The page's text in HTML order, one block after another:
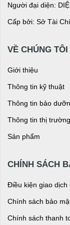
Người đại diện:
Cấp bởi: Sở Tài
VỀ CHÚNG TÔI
Giới thiệu
Thông tin kỹ thuật
Thông tin bảo
Thông tin thị trường
Sản phẩm
CHÍNH SÁCH
Điều kiện giao dịch
Chính sách bảo
Chính sách thanh